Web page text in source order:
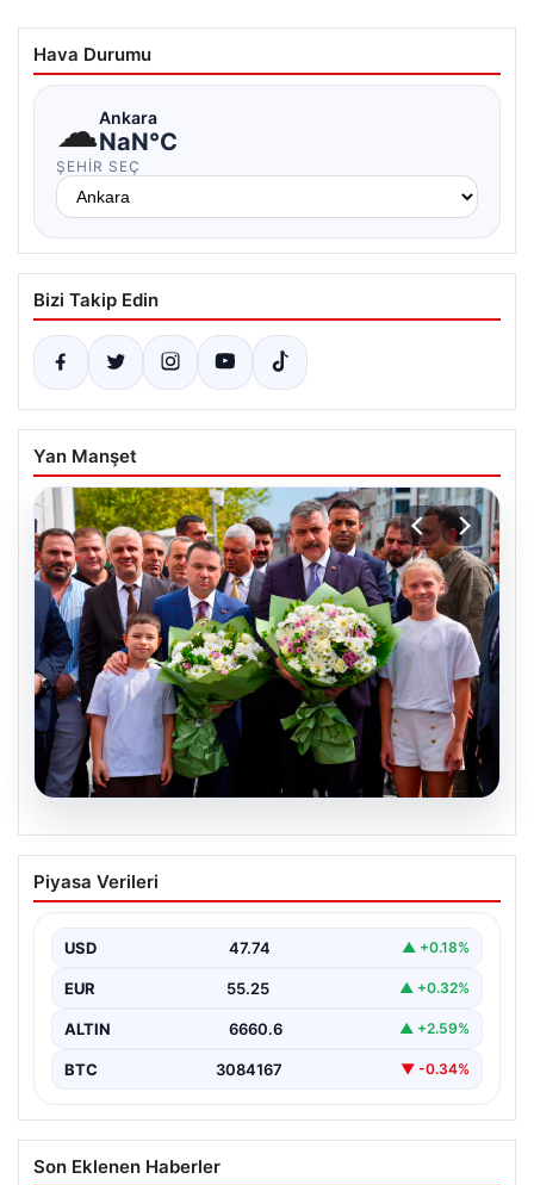
Hava Durumu
☁Ankara
NaN°C
ŞEHIR SEÇ
Bizi Takip Edin
Yan Manşet
Adalet Bakanı Akın Gürlek ve İçişleri
Bakanı Mustafa Çiftçi İstanbul’da
Adalet Bakanı Akın Gürlek ve İçişleri Bakanı Mustafa
incelemelerde…
Piyasa Verileri
USD 47.74 ▲ +0.18%
EUR 55.25 ▲ +0.32%
ALTIN 6660.6 ▲ +2.59%
BTC 3084167 ▼ -0.34%
Son Eklenen Haberler